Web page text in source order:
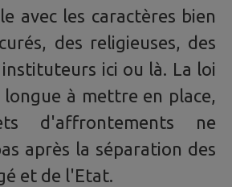
avec les caractères bien
des religieuses, des
ici ou là. La loi
longue à mettre en place,
d'affrontements ne
après la séparation des
et de l'Etat.